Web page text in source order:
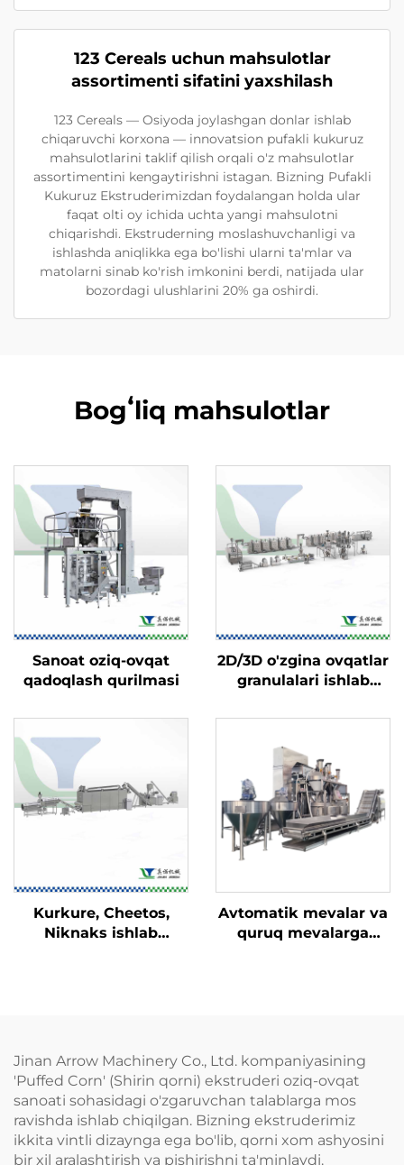
123 Cereals uchun mahsulotlar
assortimenti sifatini yaxshilash
123 Cereals — Osiyoda joylashgan donlar ishlab
chiqaruvchi korxona — innovatsion pufakli kukuruz
mahsulotlarini taklif qilish orqali o'z mahsulotlar
assortimentini kengaytirishni istagan. Bizning Pufakli
Kukuruz Ekstruderimizdan foydalangan holda ular
faqat olti oy ichida uchta yangi mahsulotni
chiqarishdi. Ekstruderning moslashuvchanligi va
ishlashda aniqlikka ega bo'lishi ularni ta'mlar va
matolarni sinab ko'rish imkonini berdi, natijada ular
bozordagi ulushlarini 20% ga oshirdi.
Bogʻliq mahsulotlar
Sanoat oziq-ovqat
qadoqlash qurilmasi
2D/3D o'zgina ovqatlar
granulalari ishlab
Kurkure, Cheetos,
Niknaks ishlab
Avtomatik mevalar va
quruq mevalarga
Jinan Arrow Machinery Co., Ltd. kompaniyasining
'Puffed Corn' (Shirin qorni) ekstruderi oziq-ovqat
sanoati sohasidagi o'zgaruvchan talablarga mos
ravishda ishlab chiqilgan. Bizning ekstruderimiz
ikkita vintli dizaynga ega bo'lib, qorni xom ashyosini
bir xil aralashtirish va pishirishni ta'minlaydi.